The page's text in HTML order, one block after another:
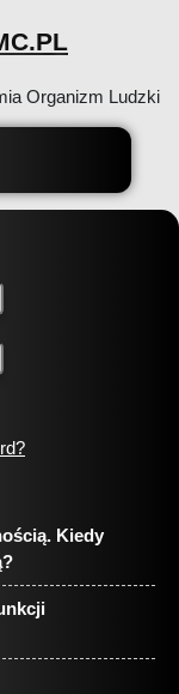
Organizm Ludzki
Kiedy